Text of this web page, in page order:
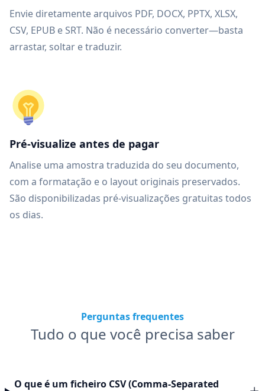
Envie diretamente arquivos PDF, DOCX, PPTX, XLSX,
CSV, EPUB e SRT. Não é necessário converter—basta
arrastar, soltar e traduzir.
Pré-visualize antes de pagar
Analise uma amostra traduzida do seu documento,
com a formatação e o layout originais preservados.
São disponibilizadas pré-visualizações gratuitas todos
os dias.
Perguntas frequentes
Tudo o que você precisa saber
O que é um ficheiro CSV (Comma-Separated